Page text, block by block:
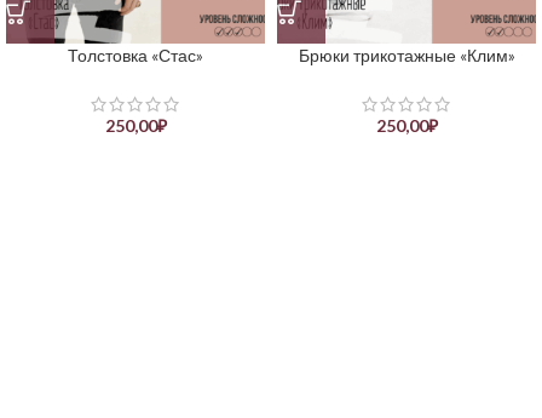
Толстовка «Стас»
250,00₽
Брюки трикотажные «Клим»
250,00₽